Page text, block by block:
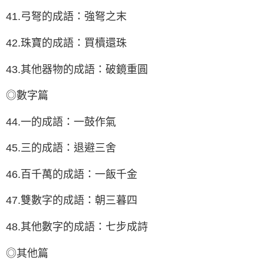
41.弓弩的成語：強弩之末
42.珠寶的成語：買櫝還珠
43.其他器物的成語：破鏡重圓
◎數字篇
44.一的成語：一鼓作氣
45.三的成語：退避三舍
46.百千萬的成語：一飯千金
47.雙數字的成語：朝三暮四
48.其他數字的成語：七步成詩
◎其他篇